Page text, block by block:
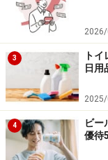
3
ト
日用
4
ビー
優待